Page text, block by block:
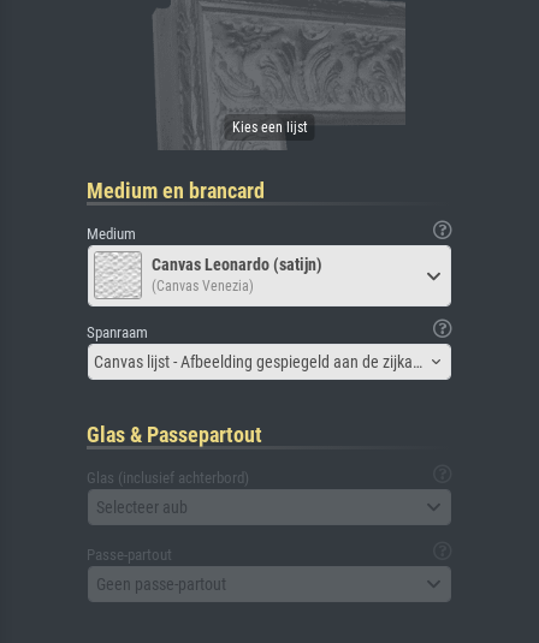
Medium en brancard
Medium
Canvas Leonardo (satijn)
(Canvas Venezia)
Spanraam
Canvas lijst - Afbeelding gespiegeld aan de zijkant
Glas & Passepartout
Glas (inclusief achterbord)
Selecteer aub
Passe-partout
Geen passe-partout